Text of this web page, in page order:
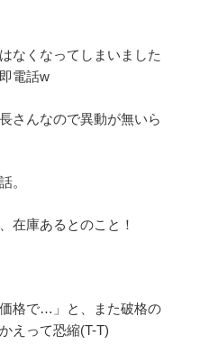
なくなってしまいました
電話w
さんなので異動が無いら
。
在庫あるとのこと！
格で…」と、また破格の
えって恐縮(T-T)